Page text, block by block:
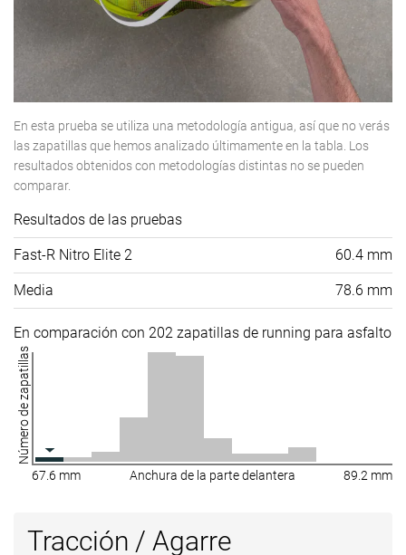
En esta prueba se utiliza una metodología antigua, así que no verás
las zapatillas que hemos analizado últimamente en la tabla. Los
resultados obtenidos con metodologías distintas no se pueden
comparar.
Resultados de las pruebas
Fast-R Nitro Elite 2 60.4 mm
Media 78.6 mm
En comparación con 202 zapatillas de running para asfalto
Número de zapatillas
67.6 mm Anchura de la parte delantera 89.2 mm
Tracción / Agarre